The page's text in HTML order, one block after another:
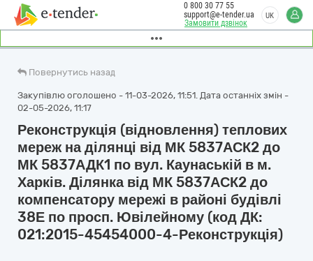
Замовити дзвінок
0 800 30 77 55
support@e-tender.ua
UK
Повернутись назад
Закупівлю оголошено - 11-03-2026, 11:51. Дата останніх змін -
02-05-2026, 11:17
Реконструкція (відновлення) теплових
мереж на ділянці від МК 5837АСК2 до
МК 5837АДК1 по вул. Каунаській в м.
Харків. Ділянка від МК 5837АСК2 до
компенсатору мережі в районі будівлі
38Е по просп. Ювілейному (код ДК:
021:2015-45454000-4-Реконструкція)